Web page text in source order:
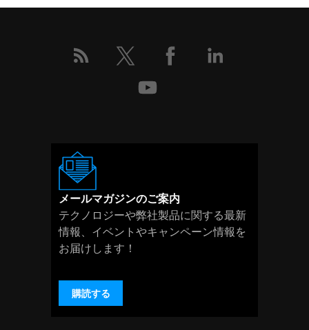
の
詳
細
メールマガジンのご案内
テクノロジーや弊社製品に関する最新
情報、イベントやキャンペーン情報を
お届けします！
購読する